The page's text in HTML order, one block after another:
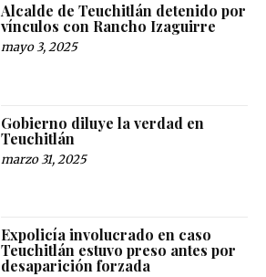
Alcalde de Teuchitlán detenido por
vínculos con Rancho Izaguirre
mayo 3, 2025
Gobierno diluye la verdad en
Teuchitlán
marzo 31, 2025
Expolicía involucrado en caso
Teuchitlán estuvo preso antes por
desaparición forzada